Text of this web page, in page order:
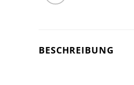
BESCHREIBUNG